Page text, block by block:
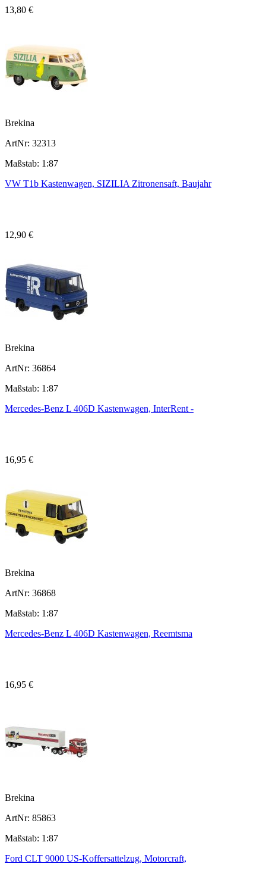
13,80 €
Brekina
ArtNr: 32313
Maßstab: 1:87
VW T1b Kastenwagen, SIZILIA Zitronensaft, Baujahr
12,90 €
Brekina
ArtNr: 36864
Maßstab: 1:87
Mercedes-Benz L 406D Kastenwagen, InterRent -
16,95 €
Brekina
ArtNr: 36868
Maßstab: 1:87
Mercedes-Benz L 406D Kastenwagen, Reemtsma
16,95 €
Brekina
ArtNr: 85863
Maßstab: 1:87
Ford CLT 9000 US-Koffersattelzug, Motorcraft,